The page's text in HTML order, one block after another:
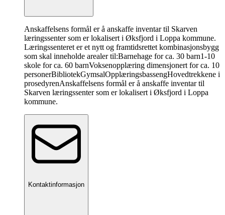
Anskaffelsens formål er å anskaffe inventar til Skarven
læringssenter som er lokalisert i Øksfjord i Loppa kommune.
Læringssenteret er et nytt og framtidsrettet kombinasjonsbygg
som skal inneholde arealer til:Barnehage for ca. 30 barn1-10
skole for ca. 60 barnVoksenopplæring dimensjonert for ca. 10
personerBibliotekGymsalOpplæringsbassengHovedtrekkene i
prosedyrenAnskaffelsens formål er å anskaffe inventar til
Skarven læringssenter som er lokalisert i Øksfjord i Loppa
kommune.
Kontaktinformasjon